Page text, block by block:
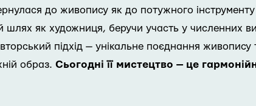
до живопису як до потужного
шлях як художниця, беручи участь у численних
підхід — унікальне поєднання живопису
образ. Сьогодні її мистецтво — це